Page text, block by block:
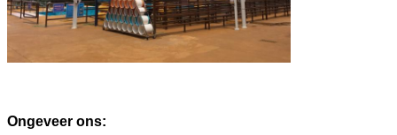
Ongeveer ons: